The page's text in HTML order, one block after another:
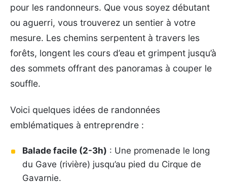
pour les randonneurs. Que vous soyez débutant
ou aguerri, vous trouverez un sentier à votre
mesure. Les chemins serpentent à travers les
forêts, longent les cours d’eau et grimpent jusqu’à
des sommets offrant des panoramas à couper le
souffle.
Voici quelques idées de randonnées
emblématiques à entreprendre :
Balade facile (2-3h) : Une promenade le long
du Gave (rivière) jusqu’au pied du Cirque de
Gavarnie.